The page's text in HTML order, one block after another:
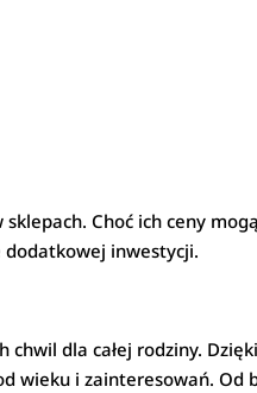
Choć ich ceny
dodatkowej inwestycji.
dla całej rodziny.
wieku i zainteresowań. Od